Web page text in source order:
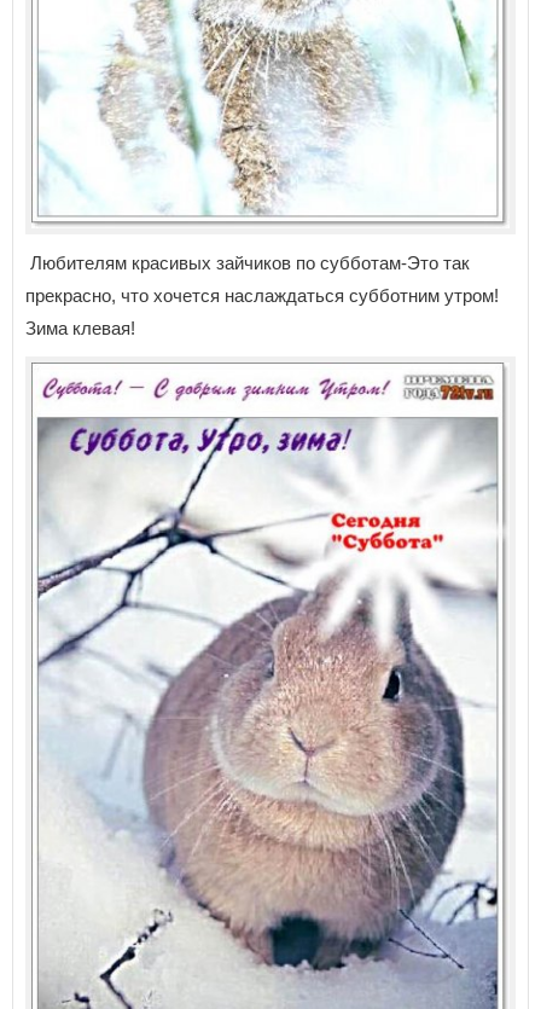
Любителям красивых зайчиков по субботам-Это так
прекрасно, что хочется наслаждаться субботним утром!
Зима клевая!